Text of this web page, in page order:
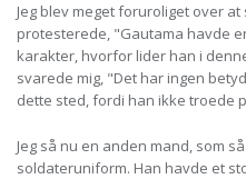
Jeg blev meget foruroliget over at
protesterede, "Gautama havde
karakter, hvorfor lider han i
svarede mig, "Det har ingen
dette sted, fordi han ikke troede
Jeg så nu en anden mand, som
soldateruniform. Han havde et